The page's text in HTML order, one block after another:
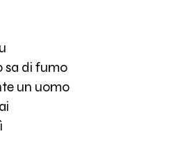
sa di fumo
un uomo